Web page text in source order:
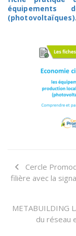
équipements
(photovoltaïques).
Cercle
filière avec la
METABUILDING
du réseau